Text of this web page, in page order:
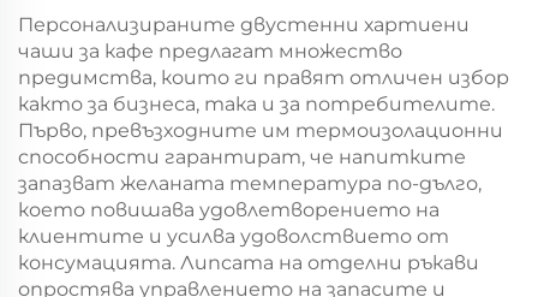
за екранна печат за
Нова година/
Кристемас,
пластмасова
упаковка за
хранителни
продукти и
занаятчии
Нова година/
Кристемас,
пластмасова
упаковка за
хранителни
продукти и
занаятчии
Персонализираните двустенни хартиени
чаши за кафе предлагат множество
предимства, които ги правят отличен избор
както за бизнеса, така и за потребителите.
Първо, превъзходните им термоизолационни
способности гарантират, че напитките
запазват желаната температура по-дълго,
което повишава удовлетворението на
клиентите и усилва удоволствието от
консумацията. Липсата на отделни ръкави
опростява управлението на запасите и